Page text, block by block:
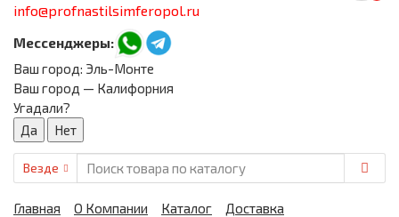
info@profnastilsimferopol.ru
Мессенджеры:
Ваш город: Эль-Монте
Ваш город — Калифорния
Угадали?
Везде
Главная О Компании Каталог
Доставка